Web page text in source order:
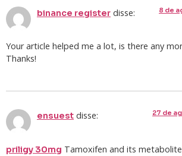
binance register disse: 8 de
Your article helped me a lot, is there any
Thanks!
ensuest disse: 27 de
priligy 30mg Tamoxifen and its